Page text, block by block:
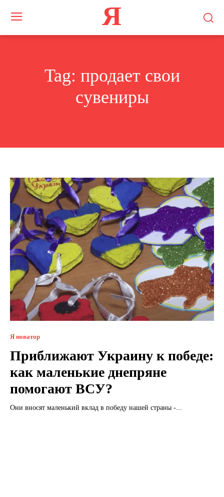
Я
Tag: продает свои
сувениры
Я новатор
Приближают Украину к победе:
как маленькие днепряне
помогают ВСУ?
Они вносят маленький вклад в победу нашей страны -...